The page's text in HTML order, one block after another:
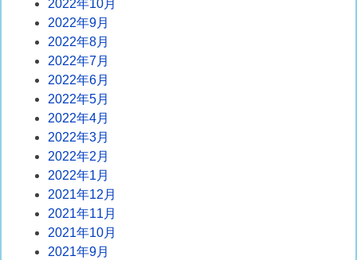
2022年10月
2022年9月
2022年8月
2022年7月
2022年6月
2022年5月
2022年4月
2022年3月
2022年2月
2022年1月
2021年12月
2021年11月
2021年10月
2021年9月